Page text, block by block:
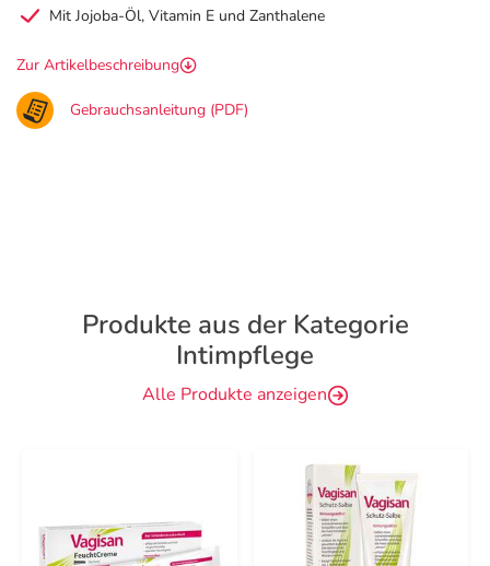
Mit Jojoba-Öl, Vitamin E und Zanthalene
Zur Artikelbeschreibung
Gebrauchsanleitung (PDF)
Produkte aus der Kategorie
Intimpflege
Alle Produkte anzeigen